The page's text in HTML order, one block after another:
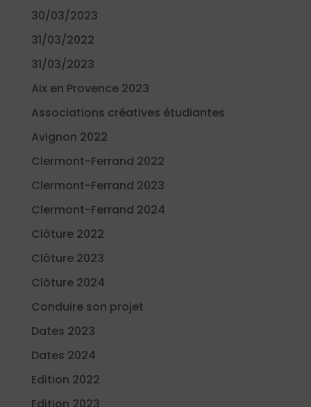
30/03/2023
31/03/2022
31/03/2023
Aix en Provence 2023
Associations créatives étudiantes
Avignon 2022
Clermont-Ferrand 2022
Clermont-Ferrand 2023
Clermont-Ferrand 2024
Clôture 2022
Clôture 2023
Clôture 2024
Conduire son projet
Dates 2023
Dates 2024
Edition 2022
Edition 2023